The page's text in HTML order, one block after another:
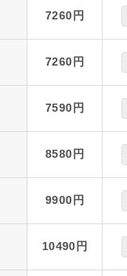
7260円
7260円
7590円
8580円
9900円
10490円